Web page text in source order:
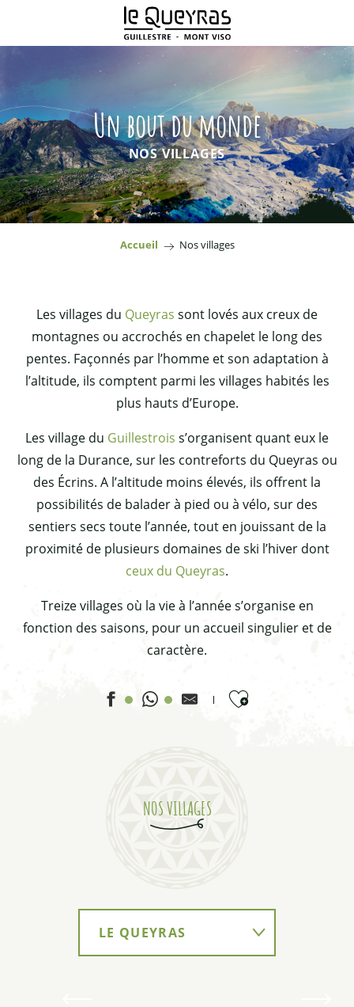
contenu
Un bout du monde
NOS VILLAGES
Accueil Nos villages
Les villages du Queyras sont lovés aux creux de
montagnes ou accrochés en chapelet le long des
pentes. Façonnés par l’homme et son adaptation à
l’altitude, ils comptent parmi les villages habités les
plus hauts d’Europe.
Les village du Guillestrois s’organisent quant eux le
long de la Durance, sur les contreforts du Queyras ou
des Écrins. A l’altitude moins élevés, ils offrent la
possibilités de balader à pied ou à vélo, sur des
sentiers secs toute l’année, tout en jouissant de la
proximité de plusieurs domaines de ski l’hiver dont
ceux du Queyras.
Treize villages où la vie à l’année s’organise en
fonction des saisons, pour un accueil singulier et de
caractère.
Ajouter aux
NOS VILLAGES
LE QUEYRAS
Saint-Véran